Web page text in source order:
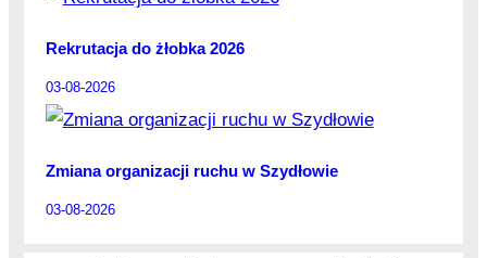
Rekrutacja do żłobka 2026
03-08-2026
Zmiana organizacji ruchu w Szydłowie
03-08-2026